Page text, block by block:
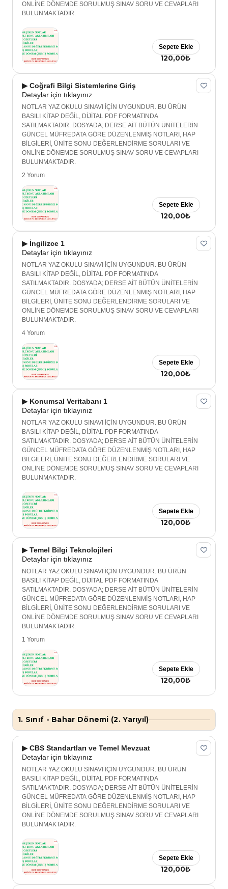
ONLİNE DÖNEMDE SORULMUŞ SINAV SORU VE CEVAPLARI
BULUNMAKTADIR.
120,00₺
Sepete Ekle
▶ Coğrafi Bilgi Sistemlerine Giriş
Detaylar için tıklayınız
NOTLAR YAZ OKULU SINAVI İÇİN UYGUNDUR. BU ÜRÜN
BASILI KİTAP DEĞİL, DİJİTAL PDF FORMATINDA
SATILMAKTADIR. DOSYADA; DERSE AİT BÜTÜN ÜNİTELERİN
GÜNCEL MÜFREDATA GÖRE DÜZENLENMİŞ NOTLARI, HAP
BİLGİLERİ, ÜNİTE SONU DEĞERLENDİRME SORULARI VE
ONLİNE DÖNEMDE SORULMUŞ SINAV SORU VE CEVAPLARI
BULUNMAKTADIR.
2 Yorum
120,00₺
Sepete Ekle
▶ İngilizce 1
Detaylar için tıklayınız
NOTLAR YAZ OKULU SINAVI İÇİN UYGUNDUR. BU ÜRÜN
BASILI KİTAP DEĞİL, DİJİTAL PDF FORMATINDA
SATILMAKTADIR. DOSYADA; DERSE AİT BÜTÜN ÜNİTELERİN
GÜNCEL MÜFREDATA GÖRE DÜZENLENMİŞ NOTLARI, HAP
BİLGİLERİ, ÜNİTE SONU DEĞERLENDİRME SORULARI VE
ONLİNE DÖNEMDE SORULMUŞ SINAV SORU VE CEVAPLARI
BULUNMAKTADIR.
4 Yorum
120,00₺
Sepete Ekle
▶ Konumsal Veritabanı 1
Detaylar için tıklayınız
NOTLAR YAZ OKULU SINAVI İÇİN UYGUNDUR. BU ÜRÜN
BASILI KİTAP DEĞİL, DİJİTAL PDF FORMATINDA
SATILMAKTADIR. DOSYADA; DERSE AİT BÜTÜN ÜNİTELERİN
GÜNCEL MÜFREDATA GÖRE DÜZENLENMİŞ NOTLARI, HAP
BİLGİLERİ, ÜNİTE SONU DEĞERLENDİRME SORULARI VE
ONLİNE DÖNEMDE SORULMUŞ SINAV SORU VE CEVAPLARI
BULUNMAKTADIR.
120,00₺
Sepete Ekle
▶ Temel Bilgi Teknolojileri
Detaylar için tıklayınız
NOTLAR YAZ OKULU SINAVI İÇİN UYGUNDUR. BU ÜRÜN
BASILI KİTAP DEĞİL, DİJİTAL PDF FORMATINDA
SATILMAKTADIR. DOSYADA; DERSE AİT BÜTÜN ÜNİTELERİN
GÜNCEL MÜFREDATA GÖRE DÜZENLENMİŞ NOTLARI, HAP
BİLGİLERİ, ÜNİTE SONU DEĞERLENDİRME SORULARI VE
ONLİNE DÖNEMDE SORULMUŞ SINAV SORU VE CEVAPLARI
BULUNMAKTADIR.
1 Yorum
120,00₺
Sepete Ekle
1. Sınıf - Bahar Dönemi (2. Yarıyıl)
▶ CBS Standartları ve Temel Mevzuat
Detaylar için tıklayınız
NOTLAR YAZ OKULU SINAVI İÇİN UYGUNDUR. BU ÜRÜN
BASILI KİTAP DEĞİL, DİJİTAL PDF FORMATINDA
SATILMAKTADIR. DOSYADA; DERSE AİT BÜTÜN ÜNİTELERİN
GÜNCEL MÜFREDATA GÖRE DÜZENLENMİŞ NOTLARI, HAP
BİLGİLERİ, ÜNİTE SONU DEĞERLENDİRME SORULARI VE
ONLİNE DÖNEMDE SORULMUŞ SINAV SORU VE CEVAPLARI
BULUNMAKTADIR.
120,00₺
Sepete Ekle